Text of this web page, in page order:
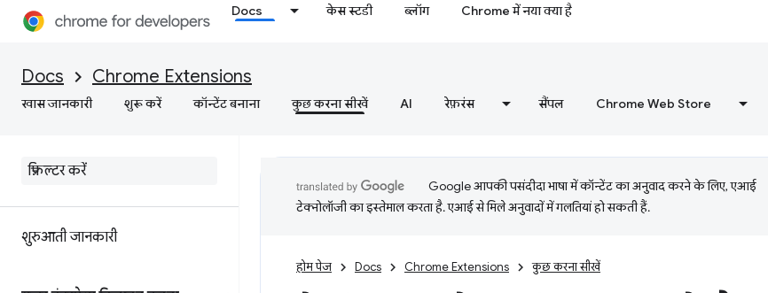
Docs केस स्टडी ब्लॉग Chrome में नया क्या है
Docs Chrome Extensions
खास जानकारी शुरू करें कॉन्टेंट बनाना कुछ करना सीखें AI रेफ़रंस सैंपल Chrome Web Store
शुरुआती जानकारी
Google आपकी पसंदीदा भाषा में कॉन्टेंट का अनुवाद करने के लिए, एआई
टेक्नोलॉजी का इस्तेमाल करता है. एआई से मिले अनुवादों में गलतियां हो सकती हैं.
होम पेज Docs Chrome Extensions कुछ करना सीखें